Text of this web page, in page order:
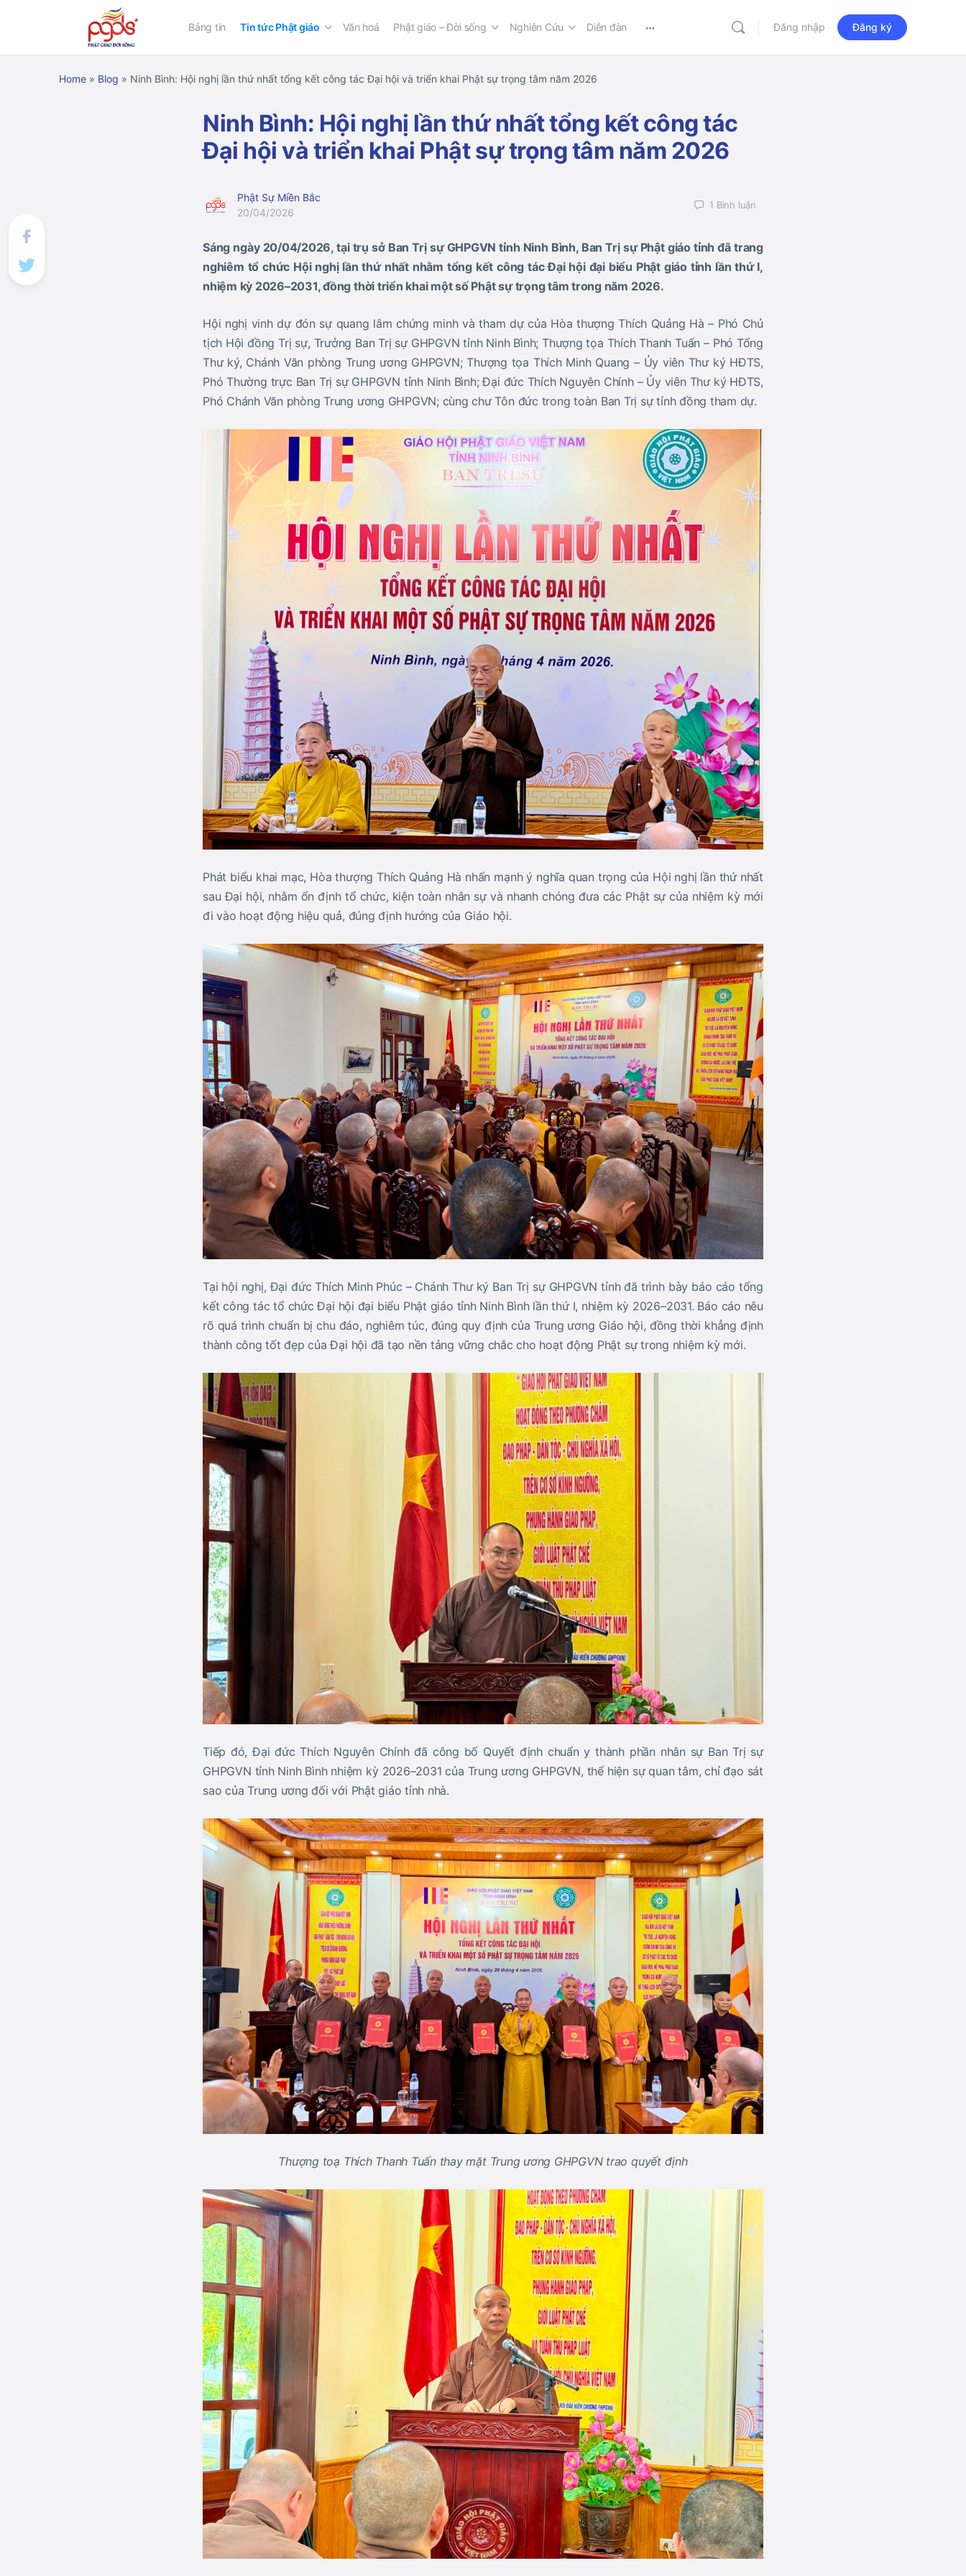
Bảng tin Tin tức Phật giáo Văn hoá Phật giáo – Đời sống Nghiên Cứu Diễn đàn Đăng nhập Đăng ký
Home » Blog » Ninh Bình: Hội nghị lần thứ nhất tổng kết công tác Đại hội và triển khai Phật sự trọng tâm năm 2026
Ninh Bình: Hội nghị lần thứ nhất tổng kết công tác
Đại hội và triển khai Phật sự trọng tâm năm 2026
Phật Sự Miền Bắc
20/04/2026
1 Bình luận
Sáng ngày 20/04/2026, tại trụ sở Ban Trị sự GHPGVN tỉnh Ninh Bình, Ban Trị sự Phật giáo tỉnh đã trang
nghiêm tổ chức Hội nghị lần thứ nhất nhằm tổng kết công tác Đại hội đại biểu Phật giáo tỉnh lần thứ I,
nhiệm kỳ 2026–2031, đồng thời triển khai một số Phật sự trọng tâm trong năm 2026.
Hội nghị vinh dự đón sự quang lâm chứng minh và tham dự của Hòa thượng Thích Quảng Hà – Phó Chủ
tịch Hội đồng Trị sự, Trưởng Ban Trị sự GHPGVN tỉnh Ninh Bình; Thượng tọa Thích Thanh Tuấn – Phó Tổng
Thư ký, Chánh Văn phòng Trung ương GHPGVN; Thượng tọa Thích Minh Quang – Ủy viên Thư ký HĐTS,
Phó Thường trực Ban Trị sự GHPGVN tỉnh Ninh Bình; Đại đức Thích Nguyên Chính – Ủy viên Thư ký HĐTS,
Phó Chánh Văn phòng Trung ương GHPGVN; cùng chư Tôn đức trong toàn Ban Trị sự tỉnh đồng tham dự.
Phát biểu khai mạc, Hòa thượng Thích Quảng Hà nhấn mạnh ý nghĩa quan trọng của Hội nghị lần thứ nhất
sau Đại hội, nhằm ổn định tổ chức, kiện toàn nhân sự và nhanh chóng đưa các Phật sự của nhiệm kỳ mới
đi vào hoạt động hiệu quả, đúng định hướng của Giáo hội.
Tại hội nghị, Đại đức Thích Minh Phúc – Chánh Thư ký Ban Trị sự GHPGVN tỉnh đã trình bày báo cáo tổng
kết công tác tổ chức Đại hội đại biểu Phật giáo tỉnh Ninh Bình lần thứ I, nhiệm kỳ 2026–2031. Báo cáo nêu
rõ quá trình chuẩn bị chu đáo, nghiêm túc, đúng quy định của Trung ương Giáo hội, đồng thời khẳng định
thành công tốt đẹp của Đại hội đã tạo nền tảng vững chắc cho hoạt động Phật sự trong nhiệm kỳ mới.
Tiếp đó, Đại đức Thích Nguyên Chính đã công bố Quyết định chuẩn y thành phần nhân sự Ban Trị sự
GHPGVN tỉnh Ninh Bình nhiệm kỳ 2026–2031 của Trung ương GHPGVN, thể hiện sự quan tâm, chỉ đạo sát
sao của Trung ương đối với Phật giáo tỉnh nhà.
Thượng toạ Thích Thanh Tuấn thay mặt Trung ương GHPGVN trao quyết định